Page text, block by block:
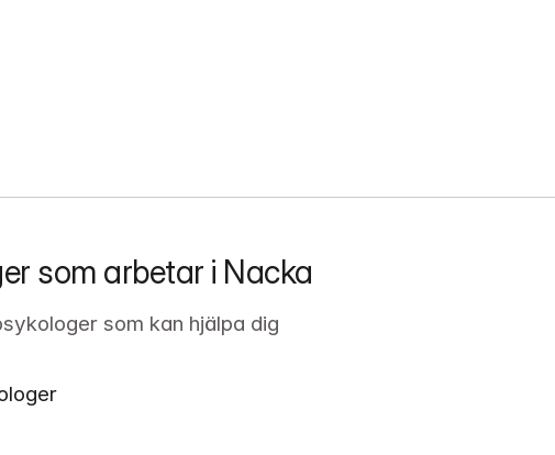
som arbetar i Nacka
som kan hjälpa dig